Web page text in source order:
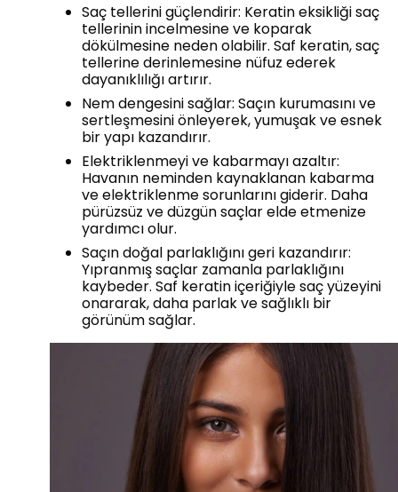
Saç tellerini güçlendirir: Keratin eksikliği saç
tellerinin incelmesine ve koparak
dökülmesine neden olabilir. Saf keratin, saç
tellerine derinlemesine nüfuz ederek
dayanıklılığı artırır.
Nem dengesini sağlar: Saçın kurumasını ve
sertleşmesini önleyerek, yumuşak ve esnek
bir yapı kazandırır.
Elektriklenmeyi ve kabarmayı azaltır:
Havanın neminden kaynaklanan kabarma
ve elektriklenme sorunlarını giderir. Daha
pürüzsüz ve düzgün saçlar elde etmenize
yardımcı olur.
Saçın doğal parlaklığını geri kazandırır:
Yıpranmış saçlar zamanla parlaklığını
kaybeder. Saf keratin içeriğiyle saç yüzeyini
onararak, daha parlak ve sağlıklı bir
görünüm sağlar.